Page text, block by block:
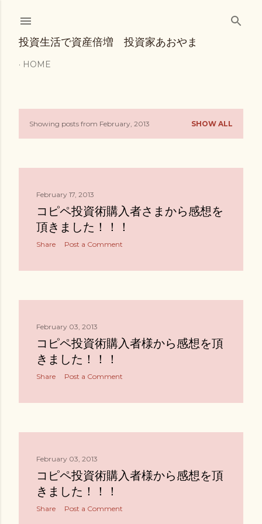
投資生活で資産倍増 投資家あおやま
HOME
PShowing posts from February, 2013 SHOW ALL
February 17, 2013
コピペ投資術購入者さまから感想を
頂きました！！！
Share Post a Comment
February 03, 2013
コピペ投資術購入者様から感想を頂
きました！！！
Share Post a Comment
February 03, 2013
コピペ投資術購入者様から感想を頂
きました！！！
Share Post a Comment